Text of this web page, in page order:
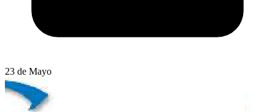
23 de Mayo